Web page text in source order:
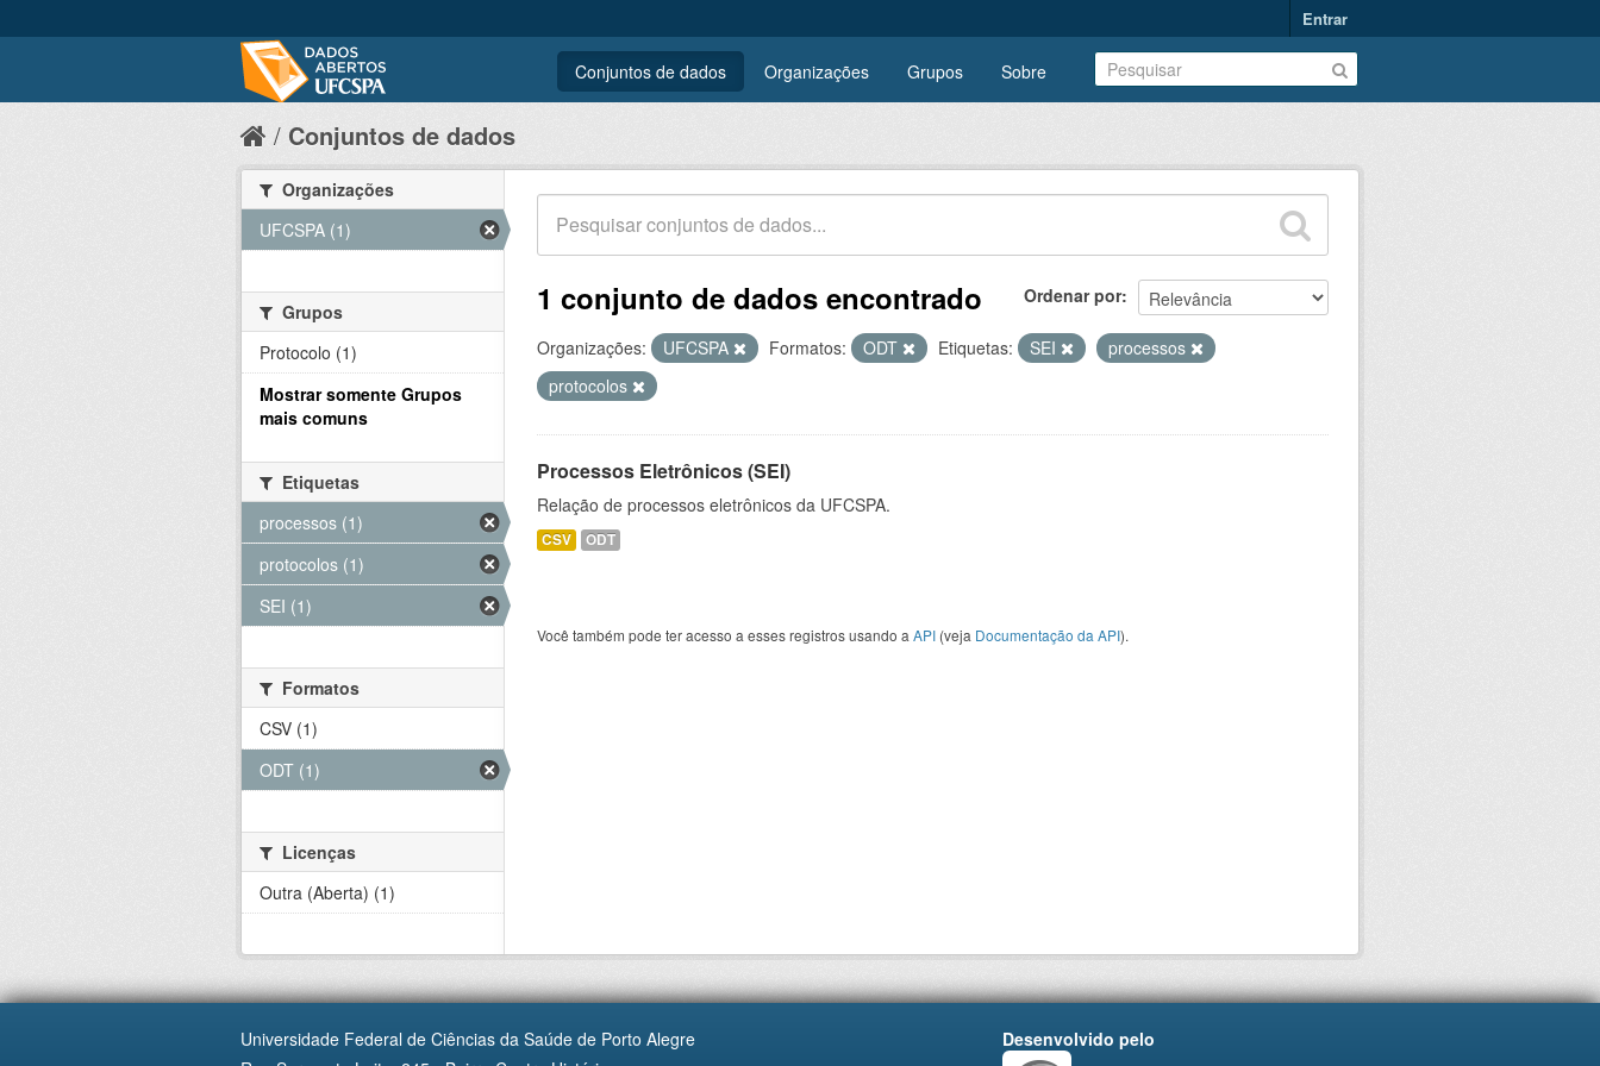
Entrar
Conjuntos de dados Organizações Grupos Sobre
Conjuntos de dados
Ordenar por
1 conjunto de dados encontrado
Organizações: UFCSPA Formatos: ODT Etiquetas: SEI
processos
protocolos
Processos Eletrônicos (SEI)
Relação de processos eletrônicos da UFCSPA.
CSV ODT
Você também pode ter acesso a esses registros usando a API (veja Documentação da API).
Organizações
UFCSPA (1)
Grupos
Protocolo (1)
Mostrar somente Grupos
mais comuns
Etiquetas
processos (1)
protocolos (1)
SEI (1)
Formatos
CSV (1)
ODT (1)
Licenças
Outra (Aberta) (1)
Universidade Federal de Ciências da Saúde de Porto Alegre
Desenvolvido pelo